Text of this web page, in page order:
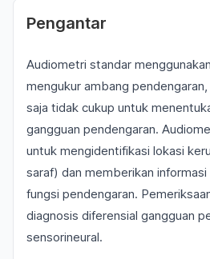
Pengantar
Audiometri standar
mengukur ambang
saja tidak cukup untuk
gangguan pendengaran.
untuk mengidentifikasi lokasi
saraf) dan memberikan
fungsi pendengaran.
diagnosis diferensial gangguan
sensorineural.